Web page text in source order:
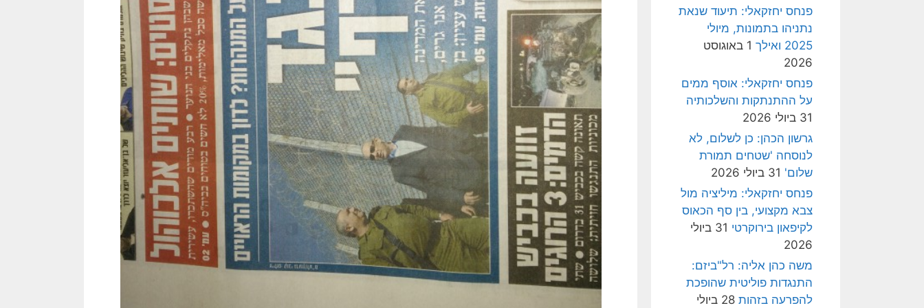
פנחס יחזקאלי: תיעוד שנאת
נתניהו בתמונות, מיולי
2025 ואילך
1 באוגוסט
2026
פנחס יחזקאלי: אוסף ממים
על ההתנתקות והשלכותיה
31 ביולי 2026
גרשון הכהן: כן לשלום, לא
לנוסחה 'שטחים תמורת
שלום' 31 ביולי 2026
פנחס יחזקאלי: מיליציה מול
צבא מקצועי, בין סף הכאוס
לקיפאון בירוקרטי
31 ביולי
2026
משה כהן אליה: רל"ביזם:
התנגדות פוליטית שהופכת
להפרעה בזהות
28 ביולי